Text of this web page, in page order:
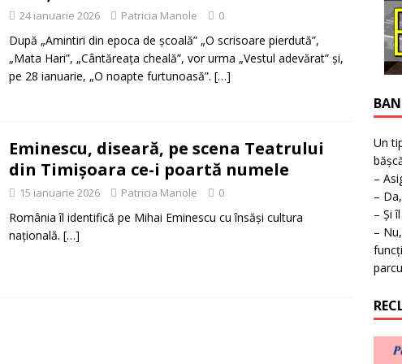
Invitaţie la expoziţie în Reşiţa!
24 ianuarie 2026 Patricia Manole 0
După „Amintiri din epoca de școală” „O scrisoare pierdută”,
„Mata Hari”, „Cântăreața cheală”, vor urma „Vestul adevărat” și,
pe 28 ianuarie, „O noapte furtunoasă”. […]
Eminescu, diseară, pe scena Teatrului
din Timișoara ce-i poartă numele
15 ianuarie 2026 Patricia Manole 0
România îl identifică pe Mihai Eminescu cu însăși cultura
națională. […]
Un
–
–
– Și
–